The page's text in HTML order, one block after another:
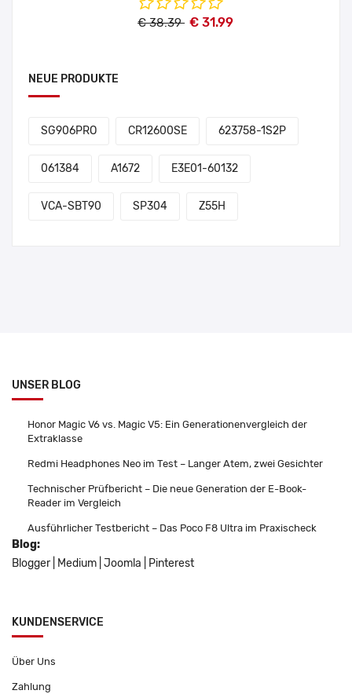
€ 38.39 € 31.99
NEUE PRODUKTE
SG906PRO CR12600SE 623758-1S2P
061384 A1672 E3E01-60132
VCA-SBT90 SP304 Z55H
UNSER BLOG
Honor Magic V6 vs. Magic V5: Ein Generationenvergleich der
Extraklasse
Redmi Headphones Neo im Test – Langer Atem, zwei Gesichter
Technischer Prüfbericht – Die neue Generation der E-Book-
Reader im Vergleich
Ausführlicher Testbericht – Das Poco F8 Ultra im Praxischeck
Blog:
Blogger
Medium Joomla Pinterest
KUNDENSERVICE
Über Uns
Zahlung